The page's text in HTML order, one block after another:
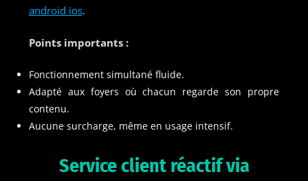
android ios.
Points importants :
Fonctionnement simultané fluide.
Adapté aux foyers où chacun regarde son propre
contenu.
Aucune surcharge, même en usage intensif.
Service client réactif via